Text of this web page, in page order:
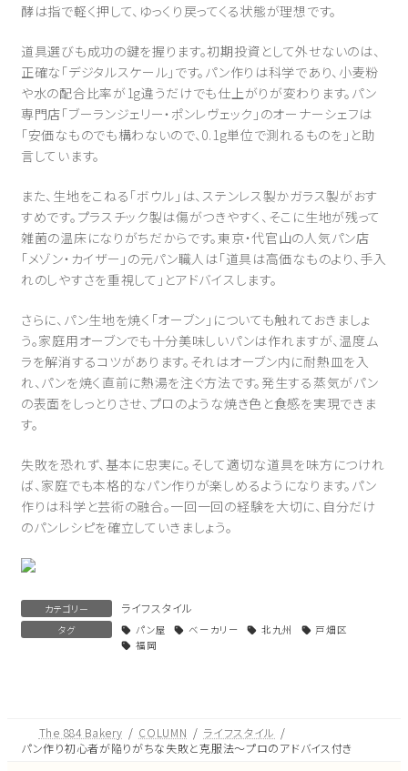
酵は指で軽く押して、ゆっくり戻ってくる状態が理想です。
道具選びも成功の鍵を握ります。初期投資として外せないのは、
正確な「デジタルスケール」です。パン作りは科学であり、小麦粉
や水の配合比率が1g違うだけでも仕上がりが変わります。パン
専門店「ブーランジェリー・ポンレヴェック」のオーナーシェフは
「安価なものでも構わないので、0.1g単位で測れるものを」と助
言しています。
また、生地をこねる「ボウル」は、ステンレス製かガラス製がおす
すめです。プラスチック製は傷がつきやすく、そこに生地が残って
雑菌の温床になりがちだからです。東京・代官山の人気パン店
「メゾン・カイザー」の元パン職人は「道具は高価なものより、手入
れのしやすさを重視して」とアドバイスします。
さらに、パン生地を焼く「オーブン」についても触れておきましょ
う。家庭用オーブンでも十分美味しいパンは作れますが、温度ム
ラを解消するコツがあります。それはオーブン内に耐熱皿を入
れ、パンを焼く直前に熱湯を注ぐ方法です。発生する蒸気がパン
の表面をしっとりさせ、プロのような焼き色と食感を実現できま
す。
失敗を恐れず、基本に忠実に。そして適切な道具を味方につけれ
ば、家庭でも本格的なパン作りが楽しめるようになります。パン
作りは科学と芸術の融合。一回一回の経験を大切に、自分だけ
のパンレシピを確立していきましょう。
カテゴリー ライフスタイル
タグ パン屋 ベーカリー 北九州
戸畑区
福岡
The 884 Bakery COLUMN
ライフスタイル
パン作り初心者が陥りがちな失敗と克服法〜プロのアドバイス付き